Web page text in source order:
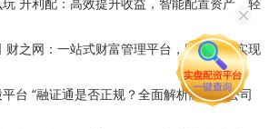
财之网：一站式财富管理平台，助您轻松实现
台 “融证通是否正规？全面解析融证通公司